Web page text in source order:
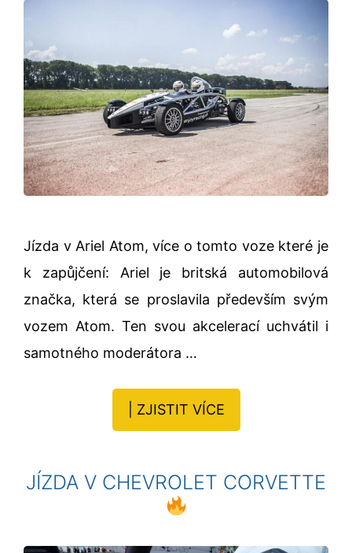
Jízda v Ariel Atom, více o tomto voze které je
k zapůjčení: Ariel je britská automobilová
značka, která se proslavila především svým
vozem Atom. Ten svou akcelerací uchvátil i
samotného moderátora …
| ZJISTIT VÍCE
JÍZDA V CHEVROLET CORVETTE